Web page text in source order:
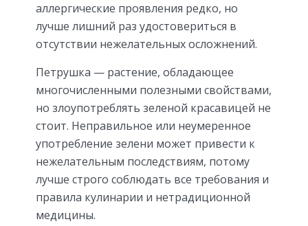
аллергические проявления редко, но
лучше лишний раз удостовериться в
отсутствии нежелательных осложнений.
Петрушка — растение, обладающее
многочисленными полезными свойствами,
но злоупотреблять зеленой красавицей не
стоит. Неправильное или неумеренное
употребление зелени может привести к
нежелательным последствиям, потому
лучше строго соблюдать все требования и
правила кулинарии и нетрадиционной
медицины.